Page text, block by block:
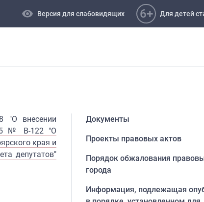
visibility Версия для слабовидящих 6+ Для детей
"О внесении
№ В-122 "О
края и
депутатов"
Документы
Проекты правовых актов
Порядок обжалования
города
Информация, подлежащая